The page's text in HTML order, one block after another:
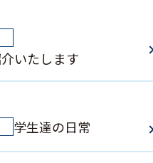
いたします
学生達の日常